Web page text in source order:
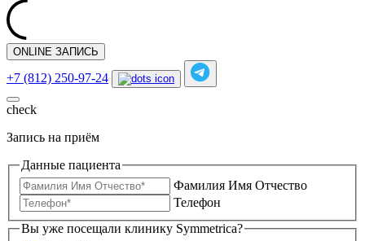
ONLINE ЗАПИСЬ
+7 (812) 250-97-24
check
Запись на приём
Данные пациента
Фамилия Имя Отчество
Телефон
Вы уже посещали клинику Symmetrica?